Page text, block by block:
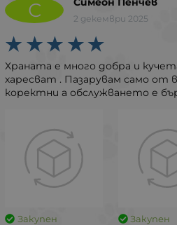
С 2 декември 2025
Храната е много добра и
харесват . Пазарувам само от
коректни а обслужването е
Закупен Закупен